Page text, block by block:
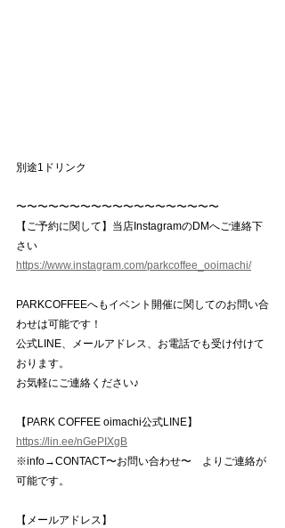
別途1ドリンク
〜〜〜〜〜〜〜〜〜〜〜〜〜〜〜〜〜〜〜
【ご予約に関して】当店InstagramのDMへご連絡下
さい
https://www.instagram.com/parkcoffee_ooimachi/
PARKCOFFEEへもイベント開催に関してのお問い合
わせは可能です！
公式LINE、メールアドレス、お電話でも受け付けて
おります。
お気軽にご連絡ください♪
【PARK COFFEE oimachi公式LINE】
https://lin.ee/nGePIXgB
※info→CONTACT〜お問い合わせ〜　よりご連絡が
可能です。
【メールアドレス】